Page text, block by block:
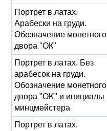
Портрет в латах.
Арабески на груди.
Обозначение монетного
двора "ОК"
Портрет в латах. Без
арабесок на груди.
Обозначение монетного
двора "OK" и инициалы
минцмейстера
Портрет в латах.